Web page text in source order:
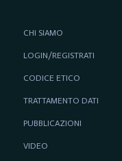
CHI SIAMO
LOGIN/REGISTRATI
CODICE ETICO
TRATTAMENTO DATI
PUBBLICAZIONI
VIDEO